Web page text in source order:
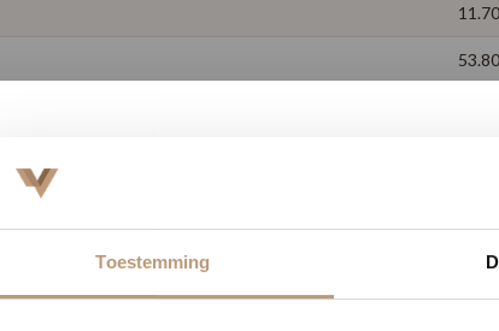
Toestemming
11.70
53.80